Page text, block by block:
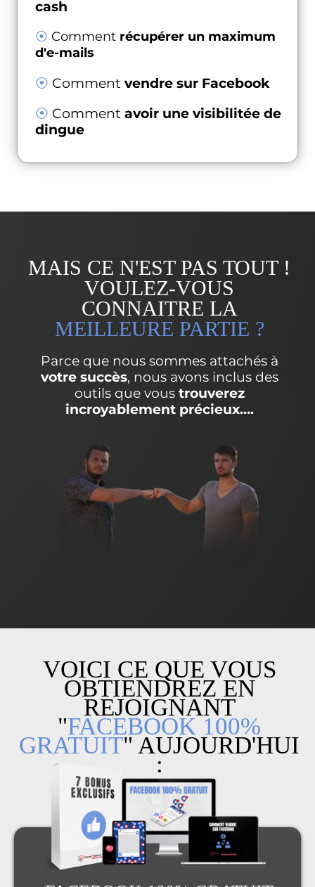
cash
⦿ Comment récupérer un maximum
d'e-mails
⦿ Comment vendre sur Facebook
⦿ Comment avoir une visibilitée de
dingue
MAIS CE N'EST PAS TOUT !
VOULEZ-VOUS
CONNAITRE LA
MEILLEURE PARTIE ?
Parce que nous sommes attachés à
votre succès, nous avons inclus des
outils que voustrouverez
incroyablement précieux….
VOICI CE QUE VOUS
OBTIENDREZ EN
REJOIGNANT
"FACEBOOK 100%
GRATUIT" AUJOURD'HUI
: